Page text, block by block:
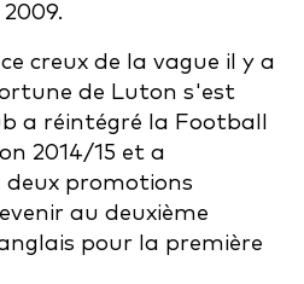
creux de la vague il y a
de Luton s'est
a réintégré la Football
2014/15 et a
promotions
au deuxième
pour la première